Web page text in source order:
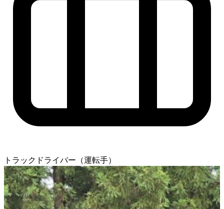
トラックドライバー（運転手）